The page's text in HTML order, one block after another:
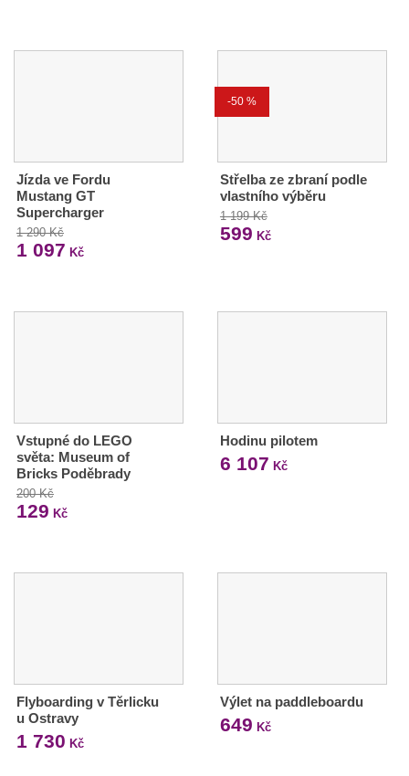
Jízda ve Fordu
Mustang GT
Supercharger
1 290 Kč
1 097 Kč
-50 %
Střelba ze zbraní podle
vlastního výběru
1 199 Kč
599 Kč
Vstupné do LEGO
světa: Museum of
Bricks Poděbrady
200 Kč
129 Kč
Hodinu pilotem
6 107 Kč
Flyboarding v Těrlicku
u Ostravy
1 730 Kč
Výlet na paddleboardu
649 Kč